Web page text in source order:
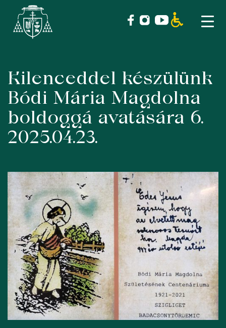
Skip
content
Kilenceddel készülünk
Bódi Mária Magdolna
boldoggá avatására 6.
2025.04.23.